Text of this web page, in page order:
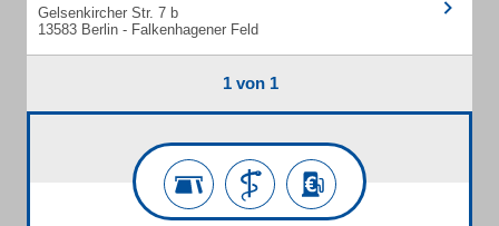
Gelsenkircher Str. 7 b
13583 Berlin - Falkenhagener Feld
1 von 1